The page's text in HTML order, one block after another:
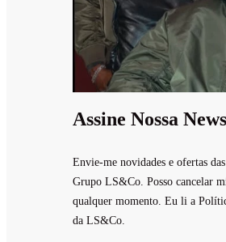
Assine Nossa
Envie-me novidades e ofertas
Grupo LS&Co. Posso cancelar
qualquer momento. Eu li a
da LS&Co.